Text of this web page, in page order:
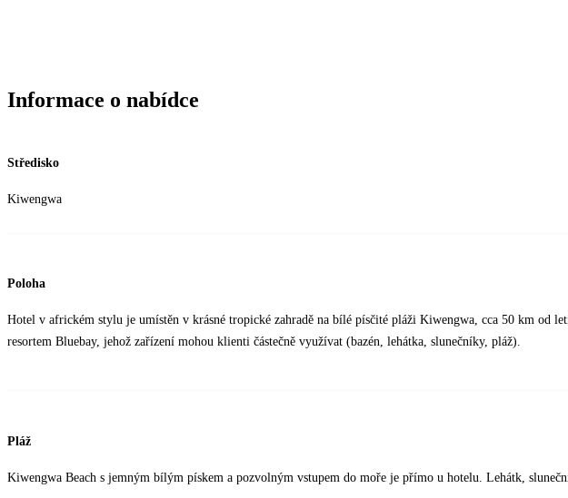
Informace o nabídce
Středisko
Kiwengwa
Poloha
Hotel v africkém stylu je umístěn v krásné tropické zahradě na bílé písčité pláži Kiwengwa, cca 50 km od
resortem Bluebay, jehož zařízení mohou klienti částečně využívat (bazén, lehátka, slunečníky, pláž).
Pláž
Kiwengwa Beach s jemným bílým pískem a pozvolným vstupem do moře je přímo u hotelu. Lehátk,